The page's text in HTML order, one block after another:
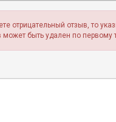
отрицательный отзыв, то
быть удален по первому